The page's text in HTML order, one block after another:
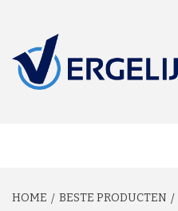
content
HOME BESTE PRODUCTEN